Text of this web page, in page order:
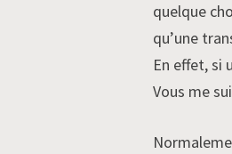
quelque
qu’une
En effet, si
Vous me